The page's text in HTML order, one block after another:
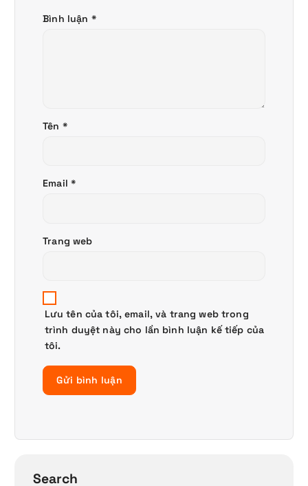
Bình luận *
Tên *
Email *
Trang web
Lưu tên của tôi, email, và trang web trong
trình duyệt này cho lần bình luận kế tiếp của
tôi.
Search